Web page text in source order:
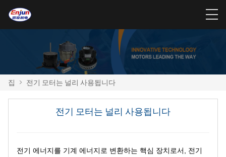
집 > 전기 모터는 널리 사용됩니다
전기 모터는 널리 사용됩니다
전기 에너지를 기계 에너지로 변환하는 핵심 장치로서, 전기